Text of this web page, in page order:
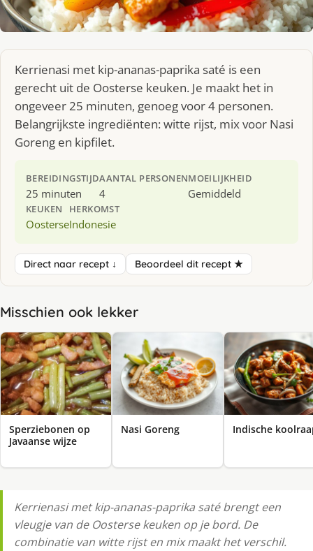
Kerrienasi met kip-ananas-paprika saté is een
gerecht uit de Oosterse keuken. Je maakt het in
ongeveer 25 minuten, genoeg voor 4 personen.
Belangrijkste ingrediënten: witte rijst, mix voor Nasi
Goreng en kipfilet.
BEREIDINGSTIJD
25 minuten
AANTAL PERSONEN
4
MOEILIJKHEID
Gemiddeld
KEUKEN
Oosterse
HERKOMST
Indonesie
Direct naar recept ↓ Beoordeel dit recept ★
Misschien ook lekker
Sperziebonen op
Javaanse wijze
Nasi Goreng Indische
Kerrienasi met kip-ananas-paprika saté brengt een
vleugje van de Oosterse keuken op je bord. De
combinatie van witte rijst en mix maakt het verschil.